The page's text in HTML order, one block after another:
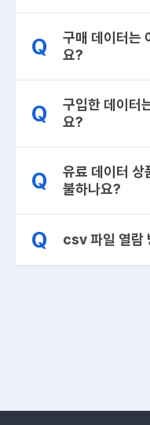
Q
구매 데이터는
요?
Q
구입한 데이터
요?
Q
유료 데이터 상
불하나요?
Q csv 파일 열람